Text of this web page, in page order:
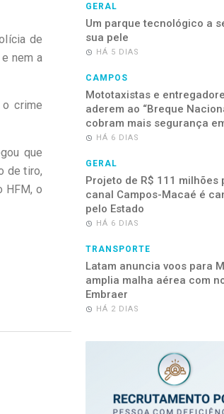
de
nem a
crime
que
de tiro,
HFM, o
GERAL
Um parque tecnológico a
sua pele
HÁ 5 DIAS
CAMPOS
Mototaxistas e
aderem ao “Breque
cobram mais segurança
HÁ 6 DIAS
GERAL
Projeto de R$ 111 milhões
canal Campos-Macaé é
pelo Estado
HÁ 6 DIAS
TRANSPORTE
Latam anuncia voos para
amplia malha aérea com
Embraer
HÁ 2 DIAS